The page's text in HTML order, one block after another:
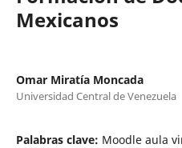
Mexicanos
Omar Miratía Moncada
Universidad Central de Venezuela
Palabras clave: Moodle aula